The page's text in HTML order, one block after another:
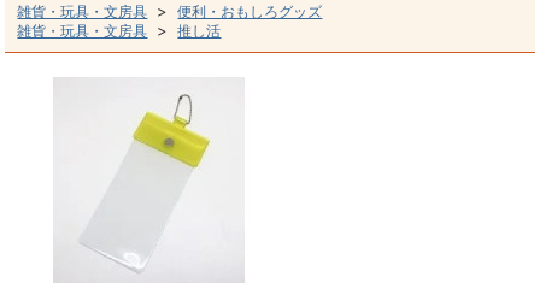
雑貨・玩具・文房具 >便利・おもしろグッズ
雑貨・玩具・文房具 >推し活